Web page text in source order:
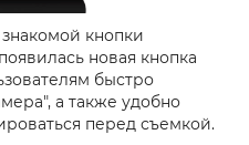
кнопки
новая кнопка
быстро
а также удобно
перед съемкой.